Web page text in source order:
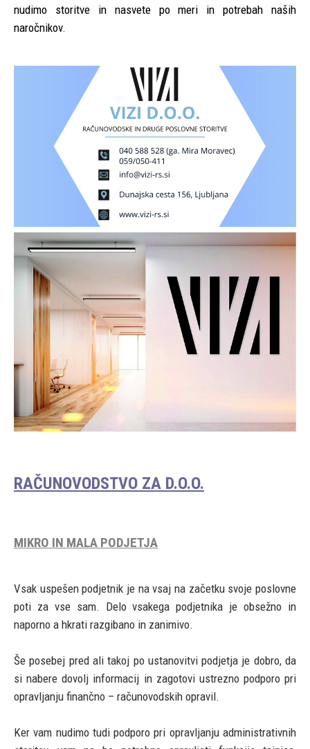
nudimo storitve in nasvete po meri in potrebah naših
naročnikov.
RAČUNOVODSTVO ZA D.O.O.
MIKRO IN MALA PODJETJA
Vsak uspešen podjetnik je na vsaj na začetku svoje poslovne
poti za vse sam. Delo vsakega podjetnika je obsežno in
naporno a hkrati razgibano in zanimivo.
Še posebej pred ali takoj po ustanovitvi podjetja je dobro, da
si nabere dovolj informacij in zagotovi ustrezno podporo pri
opravljanju finančno – računovodskih opravil.
Ker vam nudimo tudi podporo pri opravljanju administrativnih